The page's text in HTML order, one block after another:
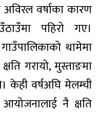
वर्षाका कारण
पहिरो गए।
थामेमा
गरायो, मुस्ताङमा
वर्षअघि मेलम्ची
नै क्षति